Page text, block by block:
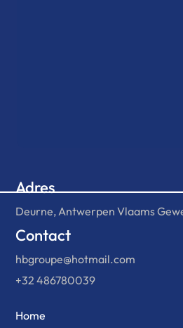
Adres
Deurne, Antwerpen Vlaams
Contact
hbgroupe@hotmail.com
+32 486780039
Home